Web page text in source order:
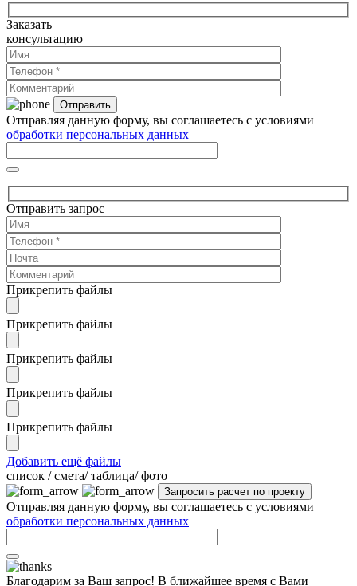
Заказать
консультацию
Отправляя данную форму, вы соглашаетесь с условиями
обработки персональных данных
Отправить запрос
Прикрепить файлы
Прикрепить файлы
Прикрепить файлы
Прикрепить файлы
Прикрепить файлы
Добавить ещё файлы
cписок / смета/ таблица/ фото
Отправляя данную форму, вы соглашаетесь с условиями
обработки персональных данных
Благодарим за Ваш запрос! В ближайшее время с Вами